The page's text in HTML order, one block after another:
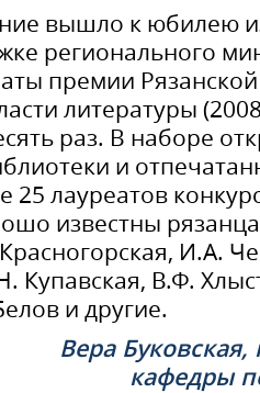
вышло к юбилею
регионального
премии
литературы
раз. В наборе
и
25 лауреатов
известны
И.А.
Купавская, В.Ф.
и другие.
Вера
кафедры